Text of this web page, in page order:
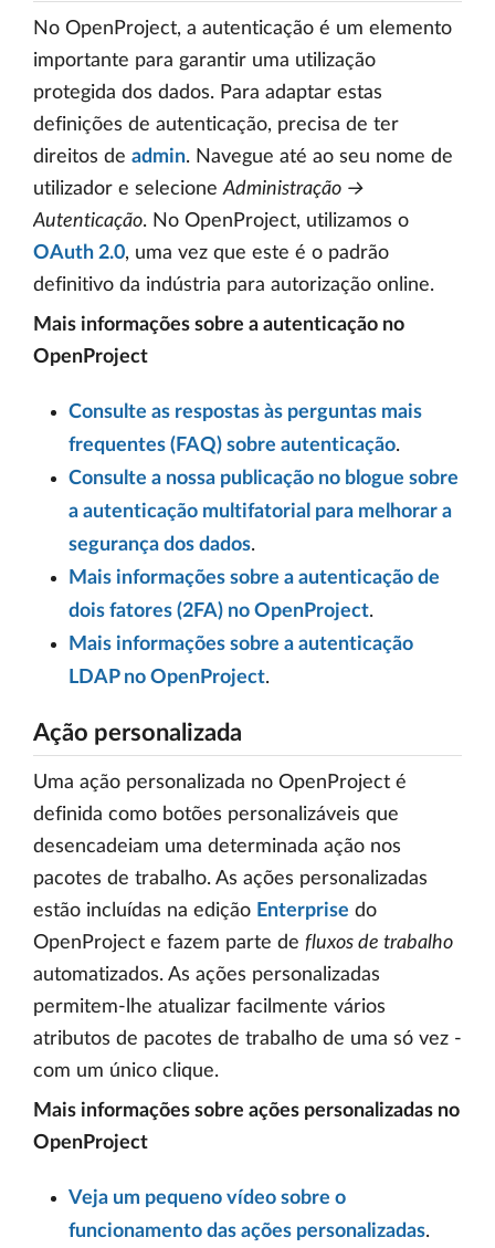
No OpenProject, a autenticação é um elemento
importante para garantir uma utilização
protegida dos dados. Para adaptar estas
definições de autenticação, precisa de ter
direitos de admin. Navegue até ao seu nome de
utilizador e selecione Administração →
Autenticação. No OpenProject, utilizamos o
OAuth 2.0, uma vez que este é o padrão
definitivo da indústria para autorização online.
Mais informações sobre a autenticação no
OpenProject
Consulte as respostas às perguntas mais
frequentes (FAQ) sobre autenticação.
Consulte a nossa publicação no blogue sobre
a autenticação multifatorial para melhorar a
segurança dos dados.
Mais informações sobre a autenticação de
dois fatores (2FA) no OpenProject.
Mais informações sobre a autenticação
LDAP no OpenProject.
Ação personalizada
Uma ação personalizada no OpenProject é
definida como botões personalizáveis que
desencadeiam uma determinada ação nos
pacotes de trabalho. As ações personalizadas
estão incluídas na edição Enterprise do
OpenProject e fazem parte de fluxos de trabalho
automatizados. As ações personalizadas
permitem-lhe atualizar facilmente vários
atributos de pacotes de trabalho de uma só vez -
com um único clique.
Mais informações sobre ações personalizadas no
OpenProject
Veja um pequeno vídeo sobre o
funcionamento das ações personalizadas.